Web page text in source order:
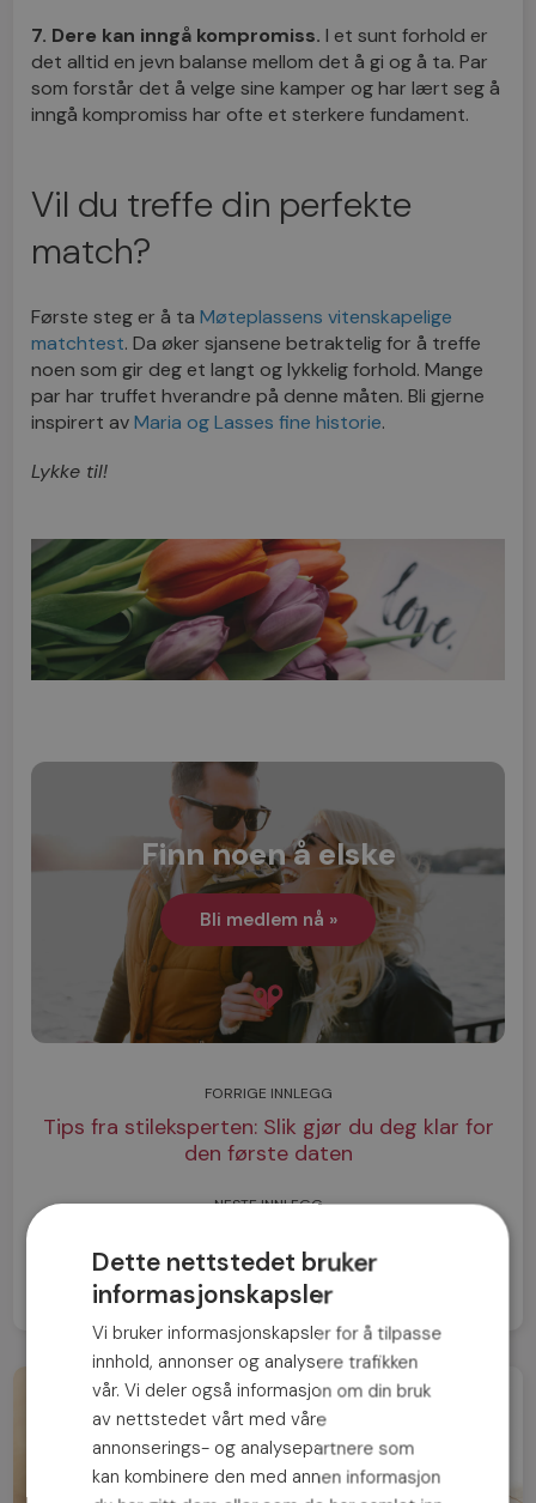
7. Dere kan inngå kompromiss. I et sunt forhold er
det alltid en jevn balanse mellom det å gi og å ta. Par
som forstår det å velge sine kamper og har lært seg å
inngå kompromiss har ofte et sterkere fundament.
Vil du treffe din perfekte
match?
Første steg er å taMøteplassens vitenskapelige
matchtest. Da øker sjansene betraktelig for å treffe
noen som gir deg et langt og lykkelig forhold. Mange
par har truffet hverandre på denne måten. Bli gjerne
inspirert avMaria og Lasses fine historie.
Lykke til!
Finn noen å elske
Bli medlem nå »
FORRIGE INNLEGG
Tips fra stileksperten: Slik gjør du deg klar for
den første daten
NESTE INNLEGG
Dette nettstedet bruker
informasjonskapsler
Vi bruker informasjonskapsler for å tilpasse
innhold, annonser og analysere trafikken
vår. Vi deler også informasjon om din bruk
av nettstedet vårt med våre
annonserings- og analysepartnere som
kan kombinere den med annen informasjon